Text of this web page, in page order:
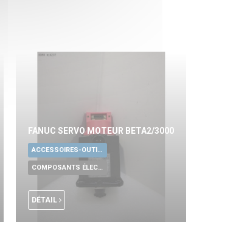
FANUC SERVO MOTEUR BETA2/3000
ACCESSOIRES-OUTILLAGE UNIVERSELS
COMPOSANTS ÉLECTRONIQUES
DÉTAIL